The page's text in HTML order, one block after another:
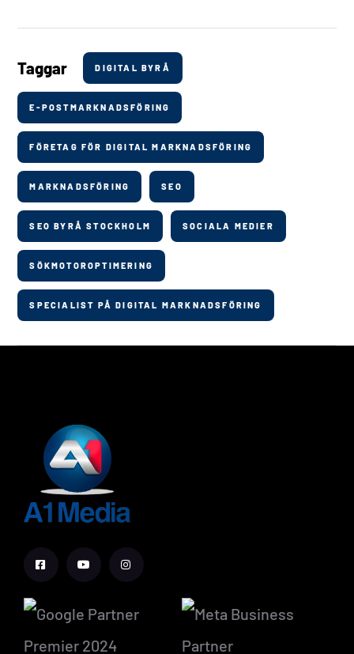
Taggar DIGITAL BYRÅ
E-POSTMARKNADSFÖRING
FÖRETAG FÖR DIGITAL MARKNADSFÖRING
MARKNADSFÖRING SEO
SEO BYRÅ STOCKHOLM SOCIALA MEDIER
SÖKMOTOROPTIMERING
SPECIALIST PÅ DIGITAL MARKNADSFÖRING